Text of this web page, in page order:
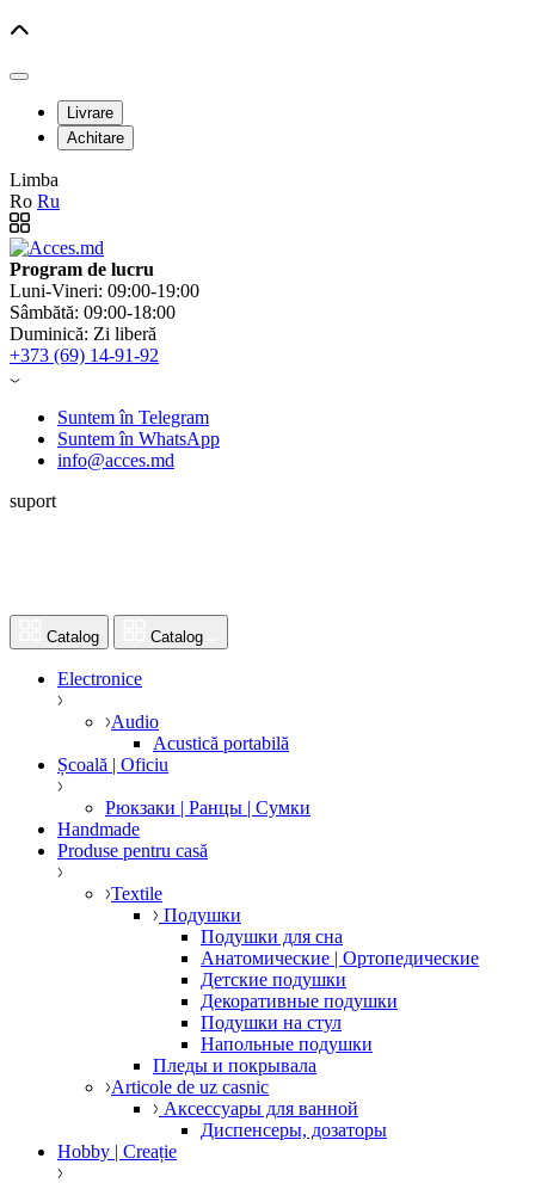
Livrare
Achitare
Limba
Ro Ru
Program de lucru
Luni-Vineri: 09:00-19:00
Sâmbătă: 09:00-18:00
Duminică: Zi liberă
+373 (69) 14-91-92
Suntem în Telegram
Suntem în WhatsApp
info@acces.md
suport
Catalog Catalog
Electronice
Audio
Acustică portabilă
Școală | Oficiu
Рюкзаки | Ранцы | Сумки
Handmade
Produse pentru casă
Textile
Подушки
Подушки для сна
Анатомические | Ортопедические
Детские подушки
Декоративные подушки
Подушки на стул
Напольные подушки
Пледы и покрывала
Articole de uz casnic
Аксессуары для ванной
Диспенсеры, дозаторы
Hobby | Creație